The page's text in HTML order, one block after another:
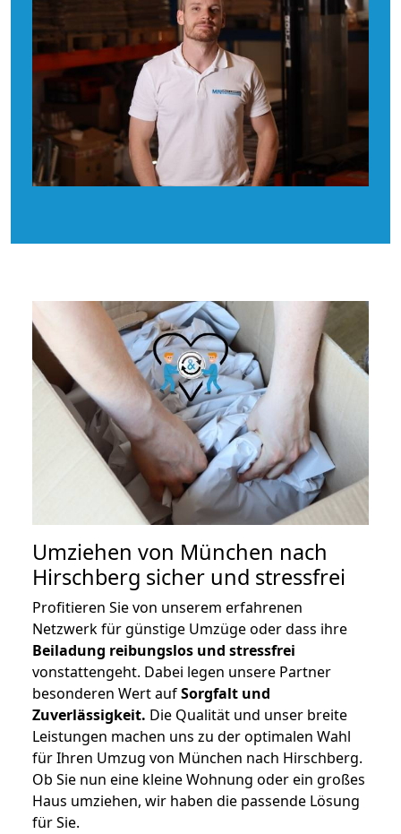
Umziehen von München nach
Hirschberg sicher und stressfrei
Profitieren Sie von unserem erfahrenen
Netzwerk für günstige Umzüge oder dass ihre
Beiladung reibungslos und stressfrei
vonstattengeht. Dabei legen unsere Partner
besonderen Wert aufSorgfalt und
Zuverlässigkeit. Die Qualität und unser breite
Leistungen machen uns zu der optimalen Wahl
für Ihren Umzug von München nach Hirschberg.
Ob Sie nun eine kleine Wohnung oder ein großes
Haus umziehen, wir haben die passende Lösung
für Sie.